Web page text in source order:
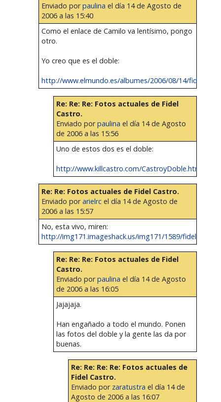
Enviado porpaulina el día 14 de Agosto de
2006 a las 15:40
Como el enlace de Camilo va lentísimo, pongo
otro.
Yo creo que es el doble:
http://www.elmundo.es/albumes/2006/08/14/fidel_cas...
Re: Re: Re: Fotos actuales de Fidel
Castro.
Enviado porpaulina el día 14 de Agosto
de 2006 a las 15:56
Uno de estos dos es el doble:
http://www.killcastro.com/CastroyDoble.htm
Re: Re: Fotos actuales de Fidel Castro.
Enviado porarielrcel día 14 de Agosto de
2006 a las 15:57
No, esta vivo, miren:
http://img171.imageshack.us/img171/1589/fideldeadv...
Re: Re: Re: Fotos actuales de Fidel
Castro.
Enviado porpaulina el día 14 de Agosto
de 2006 a las 16:05
Jajajaja.
Han engañado a todo el mundo. Ponen
las fotos del doble y la gente las da por
buenas.
Re: Re: Re: Re: Fotos actuales de
Fidel Castro.
Enviado por zaratustra el día 14 de
Agosto de 2006 a las 16:07